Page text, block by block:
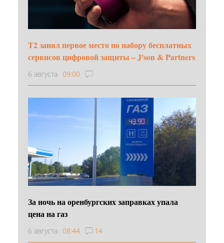
Т2 занял первое место по набору бесплатных
сервисов цифровой защиты – J'son & Partners
6 августа 09:00
За ночь на оренбургских заправках упала
цена на газ
6 августа 08:44 14